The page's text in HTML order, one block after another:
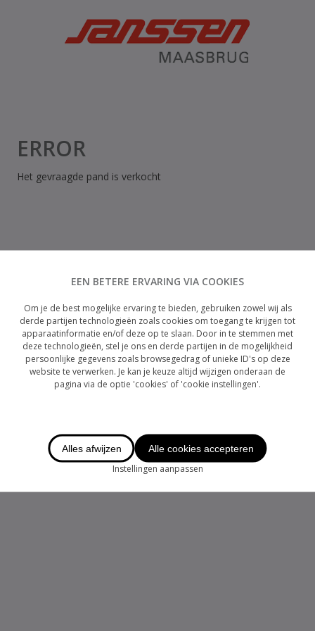
ERROR
Het gevraagde pand is verkocht
EEN BETERE ERVARING VIA COOKIES
Om je de best mogelijke ervaring te bieden, gebruiken zowel wij als
derde partijen technologieën zoals cookies om toegang te krijgen tot
apparaatinformatie en/of deze op te slaan. Door in te stemmen met
deze technologieën, stel je ons en derde partijen in de mogelijkheid
persoonlijke gegevens zoals browsegedrag of unieke ID's op deze
website te verwerken. Je kan je keuze altijd wijzigen onderaan de
pagina via de optie 'cookies' of 'cookie instellingen'.
Alles afwijzen Alle cookies accepteren
Instellingen aanpassen